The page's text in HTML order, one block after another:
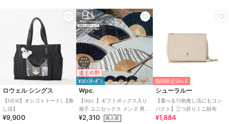
ロウェル シングス
【NEW】オシゴトトートL【推
し活】
¥9,900
まとめ割
¥300ｸｰﾎﾟﾝ
Wpc.
【Wpc.】ギフトボックス入り
扇子 ユニセックス メンズ 男性
プレゼント ギフト 扇子 うちわ
¥2,310 再入荷
期間限定SALE
シューラルー
【選べる10色推し活にもコン
パクト】三つ折りミニ財布
¥1,884